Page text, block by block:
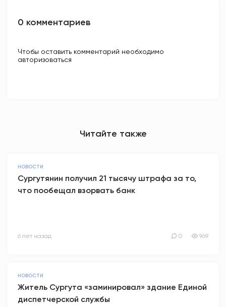
0 комментариев
Чтобы оставить комментарий необходимо
авторизоваться
Читайте также
НОВОСТИ
Сургутянин получил 21 тысячу штрафа за то,
что пообещал взорвать банк
6 лет назад 0 969
НОВОСТИ
Житель Сургута «заминировал» здание Единой
диспетчерской службы